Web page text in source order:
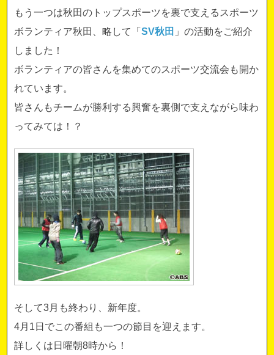
もう一つは秋田のトップスポーツを裏で支えるスポーツ
ボランティア秋田、略して「SV秋田 」の活動をご紹介
しました！
ボランティアの皆さんを集めてのスポーツ交流会も開か
れています。
皆さんもチームが勝利する興奮を裏側で支えながら味わ
ってみては！？
そして3月も終わり、新年度。
4月1日でこの番組も一つの節目を迎えます。
詳しくは日曜朝8時から！